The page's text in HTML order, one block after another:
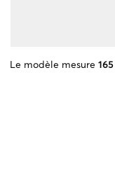
Le modèle mesure 165